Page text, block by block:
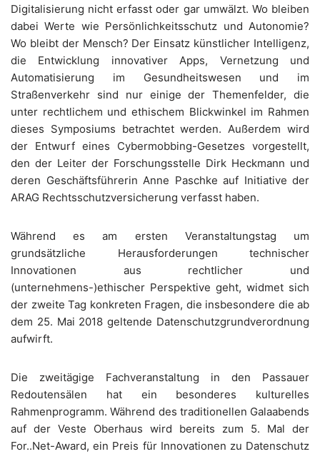
Digitalisierung nicht erfasst oder gar umwälzt. Wo bleiben
dabei Werte wie Persönlichkeitsschutz und Autonomie?
Wo bleibt der Mensch? Der Einsatz künstlicher Intelligenz,
die Entwicklung innovativer Apps, Vernetzung und
Automatisierung im Gesundheitswesen und im
Straßenverkehr sind nur einige der Themenfelder, die
unter rechtlichem und ethischem Blickwinkel im Rahmen
dieses Symposiums betrachtet werden. Außerdem wird
der Entwurf eines Cybermobbing-Gesetzes vorgestellt,
den der Leiter der Forschungsstelle Dirk Heckmann und
deren Geschäftsführerin Anne Paschke auf Initiative der
ARAG Rechtsschutzversicherung verfasst haben.
Während es am ersten Veranstaltungstag um
grundsätzliche Herausforderungen technischer
Innovationen aus rechtlicher und
(unternehmens-)ethischer Perspektive geht, widmet sich
der zweite Tag konkreten Fragen, die insbesondere die ab
dem 25. Mai 2018 geltende Datenschutzgrundverordnung
aufwirft.
Die zweitägige Fachveranstaltung in den Passauer
Redoutensälen hat ein besonderes kulturelles
Rahmenprogramm. Während des traditionellen Galaabends
auf der Veste Oberhaus wird bereits zum 5. Mal der
For..Net-Award, ein Preis für Innovationen zu Datenschutz